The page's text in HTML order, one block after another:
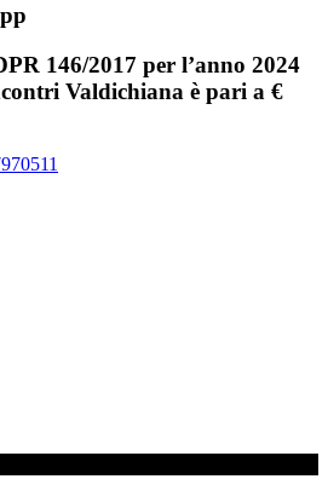
146/2017 per l’anno 2024
Valdichiana è pari a €